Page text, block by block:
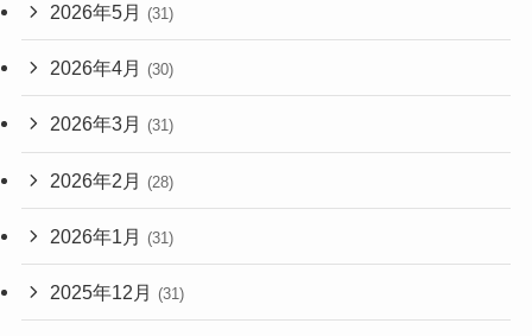
2026年5月 (31)
2026年4月 (30)
2026年3月 (31)
2026年2月 (28)
2026年1月 (31)
2025年12月 (31)